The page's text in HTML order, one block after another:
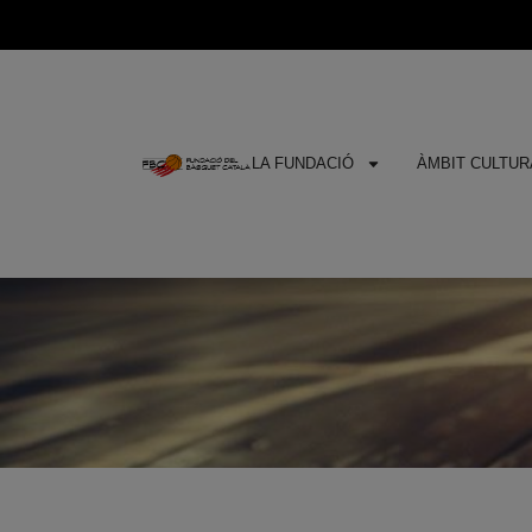
LA FUNDACIÓ ÀMBIT